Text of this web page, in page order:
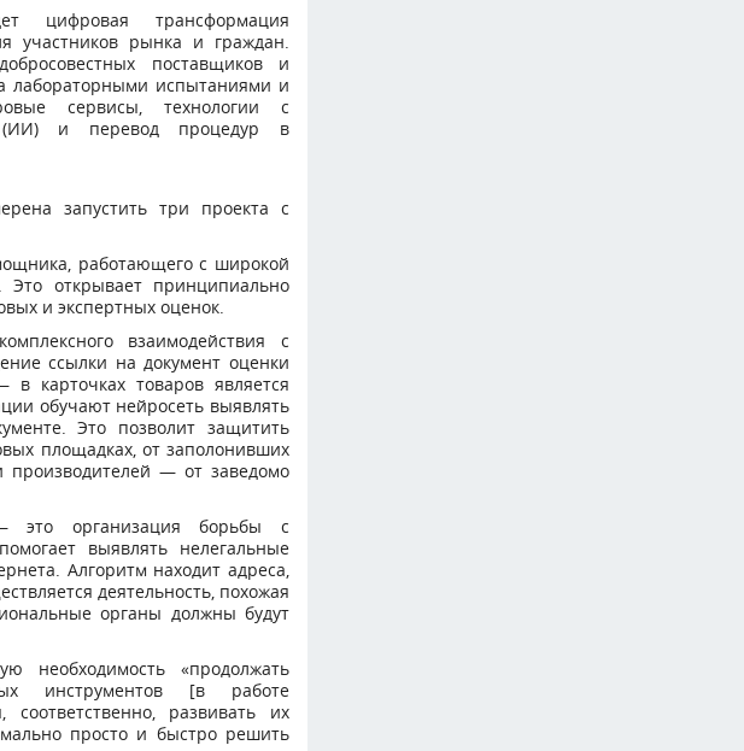
трансформация
участников рынка и граждан.
поставщиков и
лабораторными испытаниями и
сервисы, технологии с
(ИИ) и перевод процедур в
запустить три проекта с
работающего с широкой
Это открывает принципиально
и экспертных оценок.
взаимодействия с
ссылки на документ оценки
карточках товаров является
обучают нейросеть выявлять
Это позволит защитить
площадках, от заполонивших
производителей — от заведомо
это организация борьбы с
выявлять нелегальные
Алгоритм находит адреса,
деятельность, похожая
органы должны будут
необходимость «продолжать
инструментов [в работе
соответственно, развивать их
просто и быстро решить